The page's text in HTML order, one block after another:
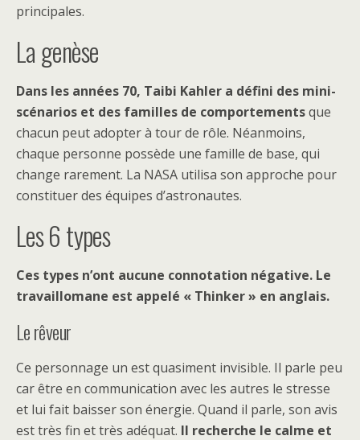
principales.
La genèse
Dans les années 70, Taibi Kahler a défini des mini-
scénarios et des familles de comportementsque
chacun peut adopter à tour de rôle. Néanmoins,
chaque personne possède une famille de base, qui
change rarement. La NASA utilisa son approche pour
constituer des équipes d’astronautes.
Les 6 types
Ces types n’ont aucune connotation négative. Le
travaillomane est appelé « Thinker » en anglais.
Le rêveur
Ce personnage un est quasiment invisible. Il parle peu
car être en communication avec les autres le stresse
et lui fait baisser son énergie. Quand il parle, son avis
est très fin et très adéquat. Il recherche le calme et